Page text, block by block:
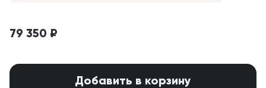
79 350 ₽
Добавить в корзину